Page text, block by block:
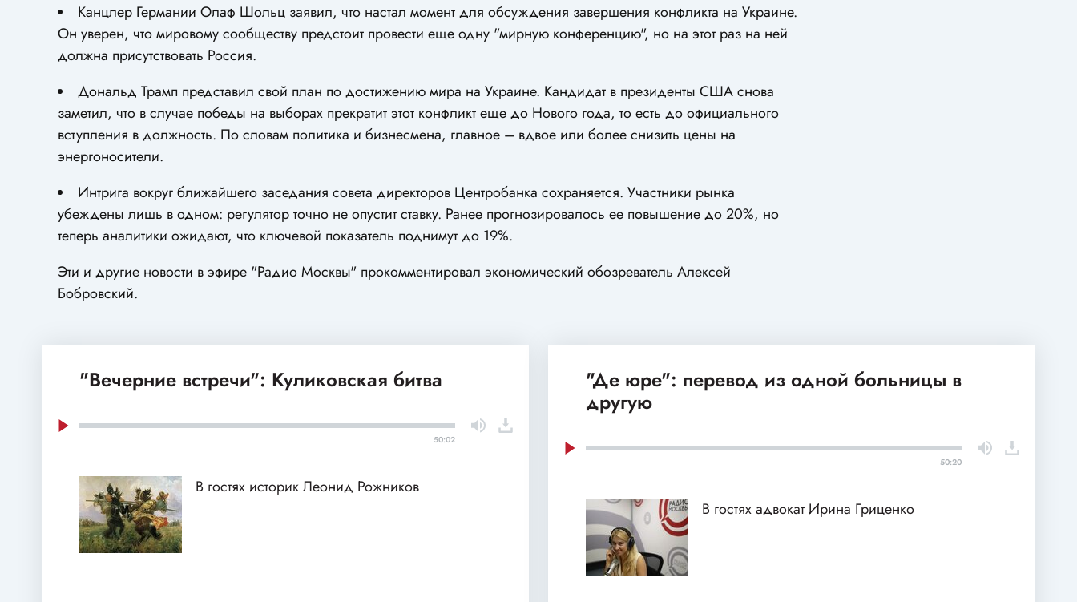
Канцлер Германии Олаф Шольц заявил, что настал момент для обсуждения завершения конфликта на Украине.
Он уверен, что мировому сообществу предстоит провести еще одну "мирную конференцию", но на этот раз на ней
должна присутствовать Россия.
Дональд Трамп представил свой план по достижению мира на Украине. Кандидат в президенты США снова
заметил, что в случае победы на выборах прекратит этот конфликт еще до Нового года, то есть до официального
вступления в должность. По словам политика и бизнесмена, главное – вдвое или более снизить цены на
энергоносители.
Интрига вокруг ближайшего заседания совета директоров Центробанка сохраняется. Участники рынка
убеждены лишь в одном: регулятор точно не опустит ставку. Ранее прогнозировалось ее повышение до 20%, но
теперь аналитики ожидают, что ключевой показатель поднимут до 19%.
Эти и другие новости в эфире "Радио Москвы" прокомментировал экономический обозреватель Алексей
Бобровский.
"Вечерние встречи": Куликовская битва
50:02
В гостях историк Леонид Рожников
"Де юре": перевод из одной больницы в
другую
50:20
В гостях адвокат Ирина Гриценко